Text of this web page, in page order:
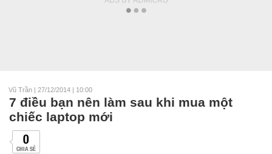
Vũ Trần | 27/12/2014 | 10:00
7 điều bạn nên làm sau khi mua một
chiếc laptop mới
0
CHIA SẺ